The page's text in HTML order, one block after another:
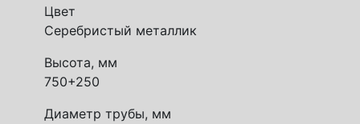
Цвет
Серебристый металлик
Высота, мм
750+250
Диаметр трубы, мм